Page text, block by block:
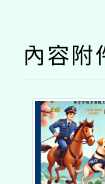
內容附